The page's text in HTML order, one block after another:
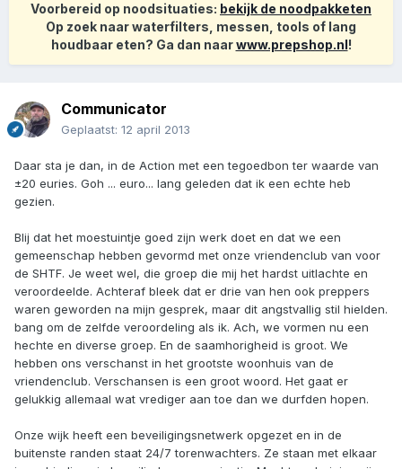
Voorbereid op noodsituaties: bekijk de noodpakketen
Op zoek naar waterfilters, messen, tools of lang
houdbaar eten? Ga dan naarwww.prepshop.nl!
Communicator
Geplaatst: 12 april 2013
Daar sta je dan, in de Action met een tegoedbon ter waarde van
±20 euries. Goh ... euro... lang geleden dat ik een echte heb
gezien.
Blij dat het moestuintje goed zijn werk doet en dat we een
gemeenschap hebben gevormd met onze vriendenclub van voor
de SHTF. Je weet wel, die groep die mij het hardst uitlachte en
veroordeelde. Achteraf bleek dat er drie van hen ook preppers
waren geworden na mijn gesprek, maar dit angstvallig stil hielden.
bang om de zelfde veroordeling als ik. Ach, we vormen nu een
hechte en diverse groep. En de saamhorigheid is groot. We
hebben ons verschanst in het grootste woonhuis van de
vriendenclub. Verschansen is een groot woord. Het gaat er
gelukkig allemaal wat vrediger aan toe dan we durfden hopen.
Onze wijk heeft een beveiligingsnetwerk opgezet en in de
buitenste randen staat 24/7 torenwachters. Ze staan met elkaar